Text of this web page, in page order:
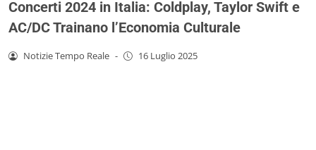
Concerti 2024 in Italia: Coldplay, Taylor Swift e
AC/DC Trainano l’Economia Culturale
Notizie Tempo Reale - 16 Luglio 2025